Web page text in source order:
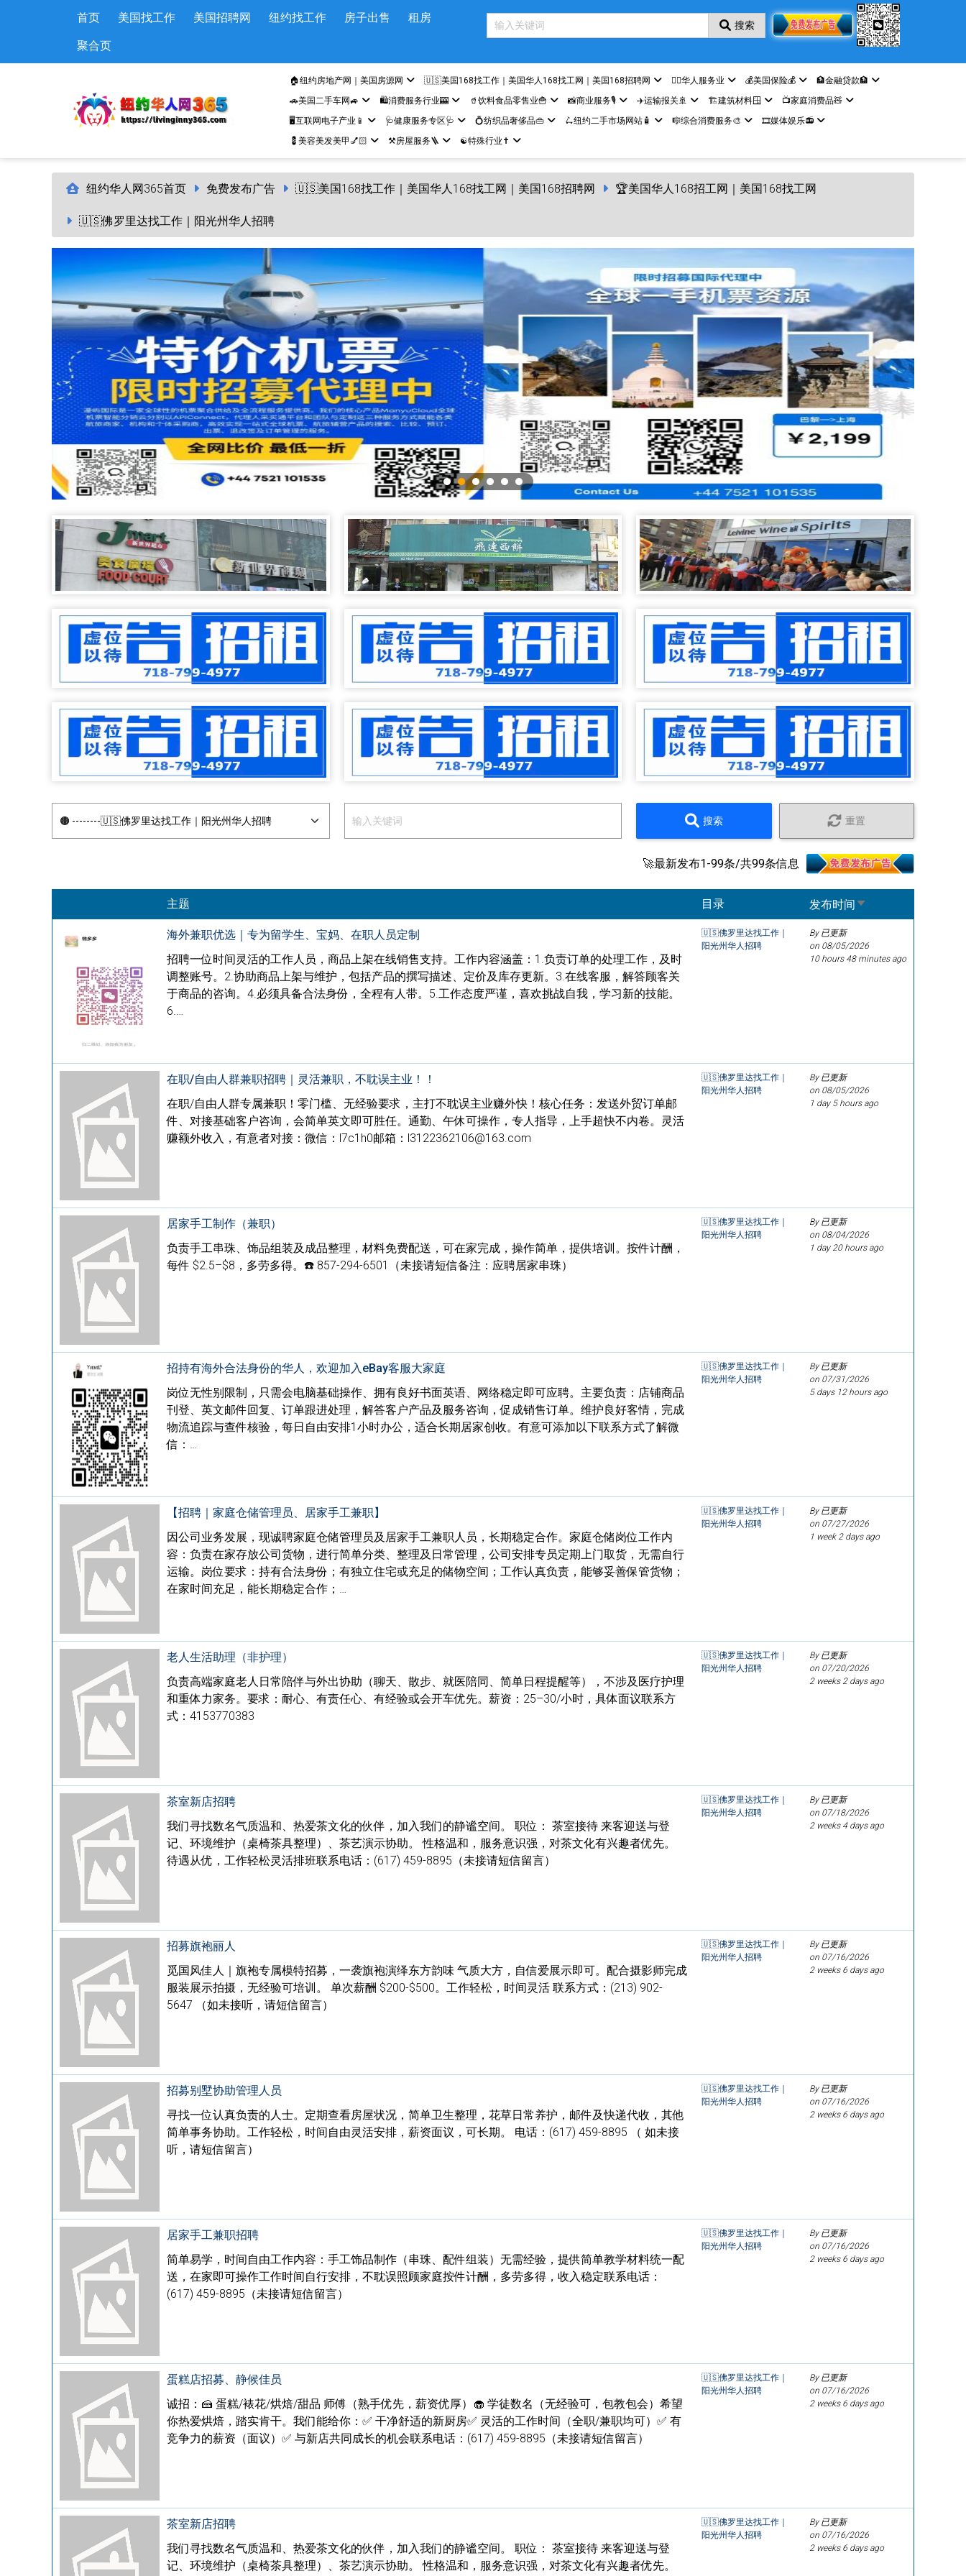
首页 美国找工作 美国招聘网 纽约找工作 房子出售 租房
聚合页
搜索
🏠纽约房地产网｜美国房源网 🇺🇸美国168找工作｜美国华人168找工网｜美国168招聘网 🤵‍♀️华人服务业 💰美国保险💰
🏦金融贷款🏦
🚗美国二手车网🚙
🛍️消费服务行业🎰 🥤饮料食品零售业🍟 📸商业服务🎙️ ✈️运输报关🚢 🏗️建筑材料🪟
📺家庭消费品🧸
🖥️互联网电子产业📱
🩺健康服务专区🩺 💍纺织品奢侈品👜 🛴纽约二手市场网站🧴 🎼综合消费服务🎨
🎞️媒体娱乐📻
💈美容美发美甲💅🏻
⚒️房屋服务🪜 ☯️特殊行业✝️
纽约华人网365首页 免费发布广告 🇺🇸美国168找工作｜美国华人168找工网｜美国168招聘网 🏆美国华人168招工网｜美国168找工网
🇺🇸佛罗里达找工作｜阳光州华人招聘
搜索 重置
🚀最新发布1-99条/共99条信息
主题 目录 发布时间Sort ascending
海外兼职优选｜专为留学生、宝妈、在职人员定制
招聘一位时间灵活的工作人员，商品上架在线销售支持。工作内容涵盖：1.负责订单的处理工作，及时
调整账号。2.协助商品上架与维护，包括产品的撰写描述、定价及库存更新。3.在线客服，解答顾客关
于商品的咨询。4.必须具备合法身份，全程有人带。5.工作态度严谨，喜欢挑战自我，学习新的技能。
6.…
🇺🇸佛罗里达找工作｜
阳光州华人招聘
By 已更新
on 08/05/2026
10 hours 48 minutes ago
在职/自由人群兼职招聘｜灵活兼职，不耽误主业！！
在职/自由人群专属兼职！零门槛、无经验要求，主打不耽误主业赚外快！核心任务：发送外贸订单邮
件、对接基础客户咨询，会简单英文即可胜任。通勤、午休可操作，专人指导，上手超快不内卷。灵活
赚额外收入，有意者对接：微信：l7c1h0邮箱：l3122362106@163.com
🇺🇸佛罗里达找工作｜
阳光州华人招聘
By 已更新
on 08/05/2026
1 day 5 hours ago
居家手工制作（兼职）
负责手工串珠、饰品组装及成品整理，材料免费配送，可在家完成，操作简单，提供培训。按件计酬，
每件 $2.5–$8，多劳多得。☎️ 857-294-6501（未接请短信备注：应聘居家串珠）
🇺🇸佛罗里达找工作｜
阳光州华人招聘
By 已更新
on 08/04/2026
1 day 20 hours ago
招持有海外合法身份的华人，欢迎加入eBay客服大家庭
岗位无性别限制，只需会电脑基础操作、拥有良好书面英语、网络稳定即可应聘。主要负责：店铺商品
刊登、英文邮件回复、订单跟进处理，解答客户产品及服务咨询，促成销售订单。维护良好客情，完成
物流追踪与查件核验，每日自由安排1小时办公，适合长期居家创收。有意可添加以下联系方式了解微
信：…
🇺🇸佛罗里达找工作｜
阳光州华人招聘
By 已更新
on 07/31/2026
5 days 12 hours ago
【招聘｜家庭仓储管理员、居家手工兼职】
因公司业务发展，现诚聘家庭仓储管理员及居家手工兼职人员，长期稳定合作。家庭仓储岗位工作内
容：负责在家存放公司货物，进行简单分类、整理及日常管理，公司安排专员定期上门取货，无需自行
运输。岗位要求：持有合法身份；有独立住宅或充足的储物空间；工作认真负责，能够妥善保管货物；
在家时间充足，能长期稳定合作；…
🇺🇸佛罗里达找工作｜
阳光州华人招聘
By 已更新
on 07/27/2026
1 week 2 days ago
老人生活助理（非护理）
负责高端家庭老人日常陪伴与外出协助（聊天、散步、就医陪同、简单日程提醒等），不涉及医疗护理
和重体力家务。要求：耐心、有责任心、有经验或会开车优先。薪资：25–30/小时，具体面议联系方
式：4153770383
🇺🇸佛罗里达找工作｜
阳光州华人招聘
By 已更新
on 07/20/2026
2 weeks 2 days ago
茶室新店招聘
我们寻找数名气质温和、热爱茶文化的伙伴，加入我们的静谧空间。 职位： 茶室接待 来客迎送与登
记、环境维护（桌椅茶具整理）、茶艺演示协助。 性格温和，服务意识强，对茶文化有兴趣者优先。
待遇从优，工作轻松灵活排班联系电话：(617) 459-8895（未接请短信留言）
🇺🇸佛罗里达找工作｜
阳光州华人招聘
By 已更新
on 07/18/2026
2 weeks 4 days ago
招募旗袍丽人
觅国风佳人｜旗袍专属模特招募，一袭旗袍演绎东方韵味 气质大方，自信爱展示即可。配合摄影师完成
服装展示拍摄，无经验可培训。 单次薪酬 $200-$500。工作轻松，时间灵活 联系方式：(213) 902-
5647 （如未接听，请短信留言）
🇺🇸佛罗里达找工作｜
阳光州华人招聘
By 已更新
on 07/16/2026
2 weeks 6 days ago
招募别墅协助管理人员
寻找一位认真负责的人士。定期查看房屋状况，简单卫生整理，花草日常养护，邮件及快递代收，其他
简单事务协助。工作轻松，时间自由灵活安排，薪资面议，可长期。 电话：(617) 459-8895 （ 如未接
听，请短信留言）
🇺🇸佛罗里达找工作｜
阳光州华人招聘
By 已更新
on 07/16/2026
2 weeks 6 days ago
居家手工兼职招聘
简单易学，时间自由工作内容：手工饰品制作（串珠、配件组装）无需经验，提供简单教学材料统一配
送，在家即可操作工作时间自行安排，不耽误照顾家庭按件计酬，多劳多得，收入稳定联系电话：
(617) 459-8895（未接请短信留言）
🇺🇸佛罗里达找工作｜
阳光州华人招聘
By 已更新
on 07/16/2026
2 weeks 6 days ago
蛋糕店招募、静候佳员
诚招：🍰 蛋糕/裱花/烘焙/甜品 师傅（熟手优先，薪资优厚）🧁 学徒数名（无经验可，包教包会）希望
你热爱烘焙，踏实肯干。我们能给你：✅ 干净舒适的新厨房✅ 灵活的工作时间（全职/兼职均可）✅ 有
竞争力的薪资（面议）✅ 与新店共同成长的机会联系电话：(617) 459-8895（未接请短信留言）
🇺🇸佛罗里达找工作｜
阳光州华人招聘
By 已更新
on 07/16/2026
2 weeks 6 days ago
茶室新店招聘
我们寻找数名气质温和、热爱茶文化的伙伴，加入我们的静谧空间。 职位： 茶室接待 来客迎送与登
记、环境维护（桌椅茶具整理）、茶艺演示协助。 性格温和，服务意识强，对茶文化有兴趣者优先。
🇺🇸佛罗里达找工作｜
阳光州华人招聘
By 已更新
on 07/16/2026
2 weeks 6 days ago